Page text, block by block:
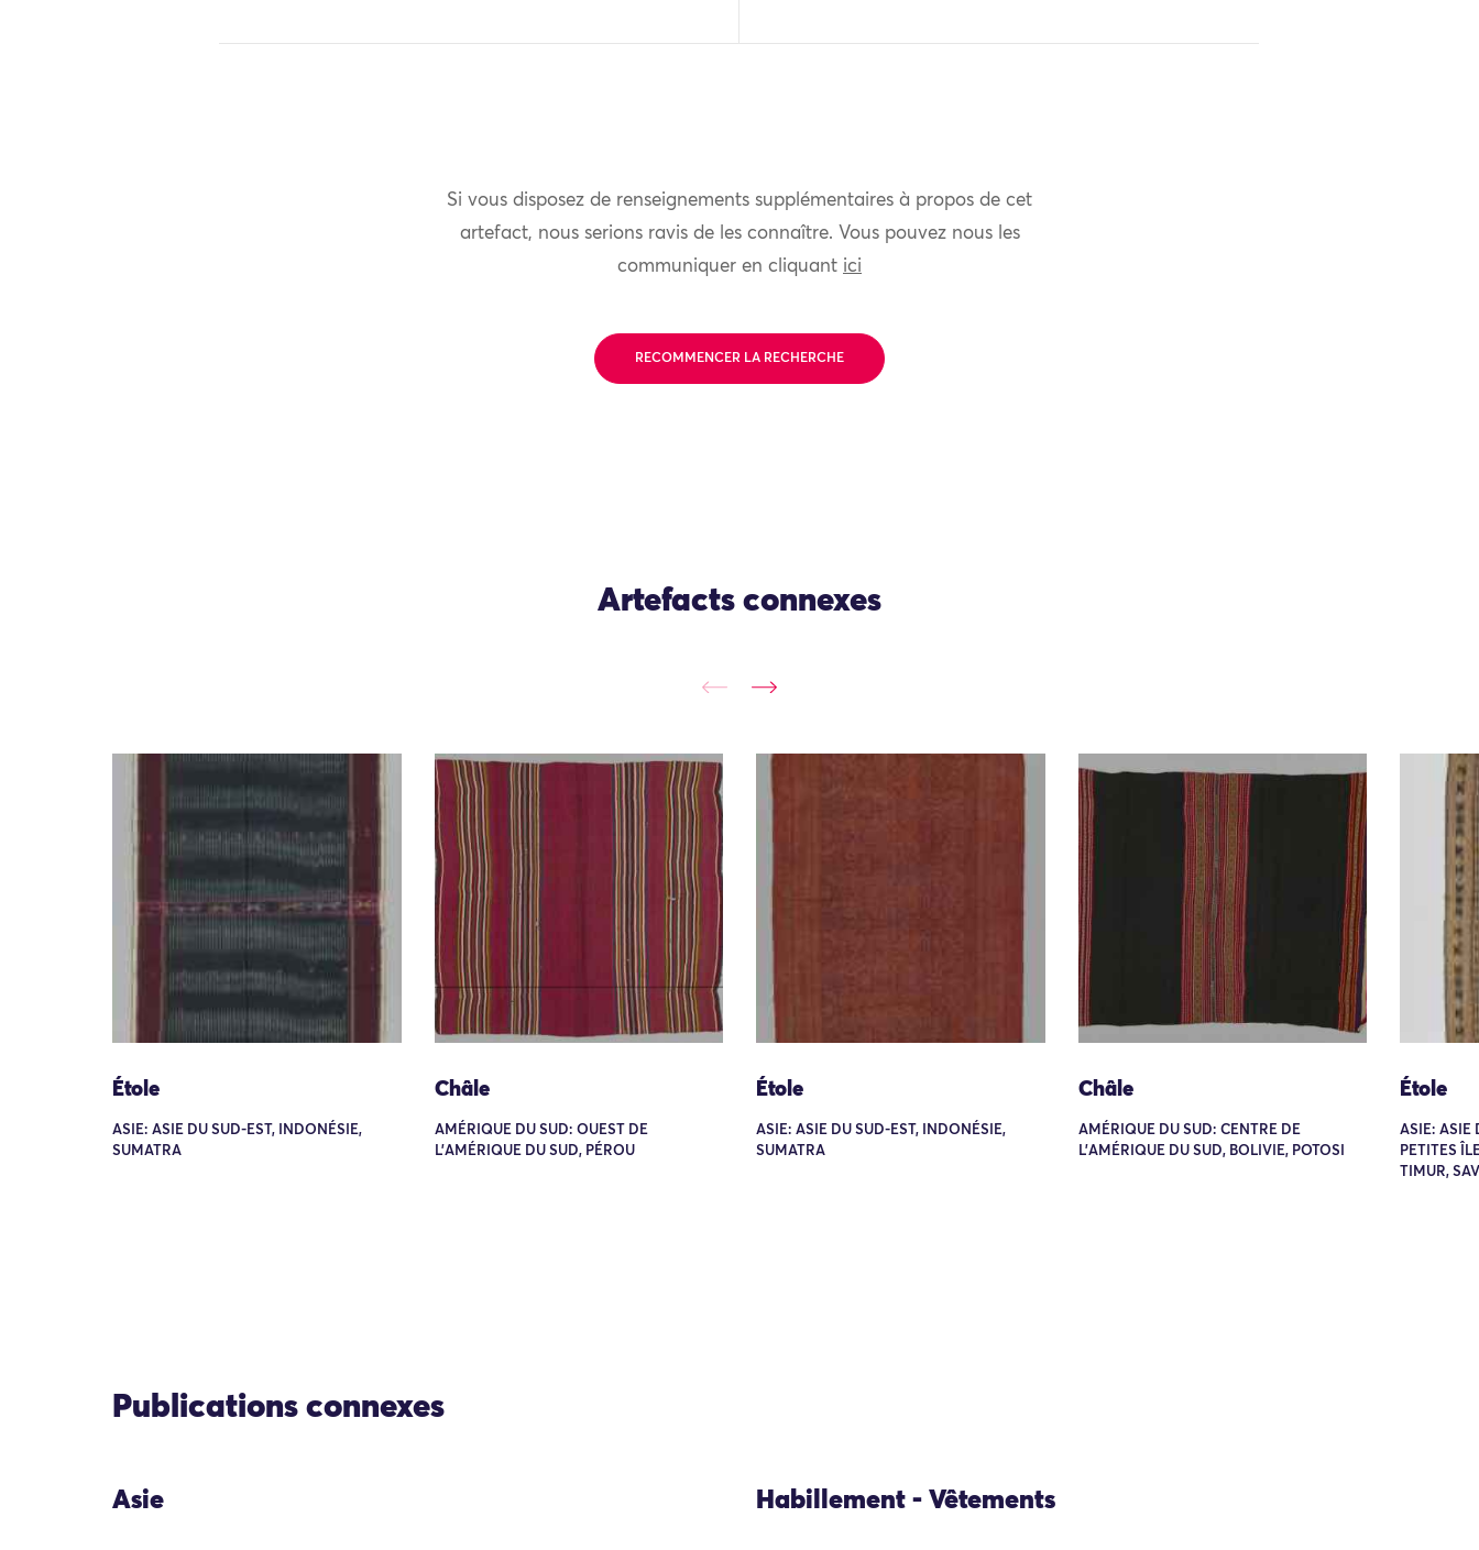
Si vous disposez de renseignements supplémentaires à propos de cet
artefact, nous serions ravis de les connaître. Vous pouvez nous les
communiquer en cliquant ici
RECOMMENCER LA RECHERCHE
Artefacts connexes
Étole
ASIE: ASIE DU SUD-EST, INDONÉSIE,
SUMATRA
Châle
AMÉRIQUE DU SUD: OUEST DE
L'AMÉRIQUE DU SUD, PÉROU
Étole
ASIE: ASIE DU SUD-EST, INDONÉSIE,
SUMATRA
Châle
AMÉRIQUE DU SUD: CENTRE DE
L'AMÉRIQUE DU SUD, BOLIVIE, POTOSI
Étole
ASIE: ASIE
PETITES
TIMUR,
Publications connexes
Asie Habillement - Vêtements